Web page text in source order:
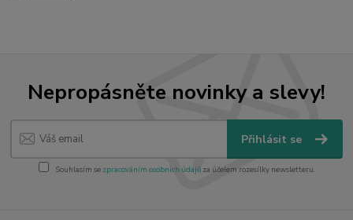
Nepropásněte novinky a slevy!
Přihlásit se
Souhlasím se zpracováním osobních údajůza účelem rozesílky newsletteru.